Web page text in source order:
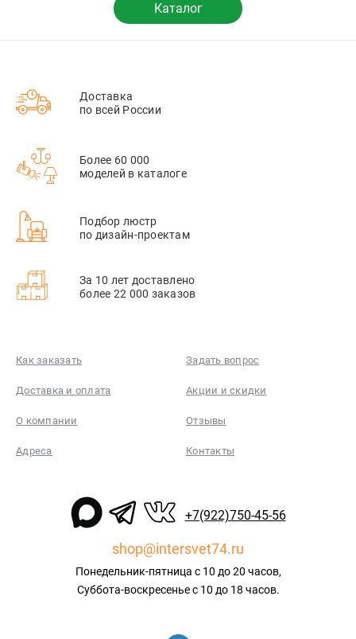
Каталог
Доставка
по всей России
Более 60 000
моделей в каталоге
Подбор люстр
по дизайн-проектам
За 10 лет доставлено
более 22 000 заказов
Как заказать Задать вопрос
Доставка и оплата Акции и скидки
О компании Отзывы
Адреса Контакты
+7(922)750-45-56
shop@intersvet74.ru
Понедельник-пятница с 10 до 20 часов,
Суббота-воскресенье с 10 до 18 часов.